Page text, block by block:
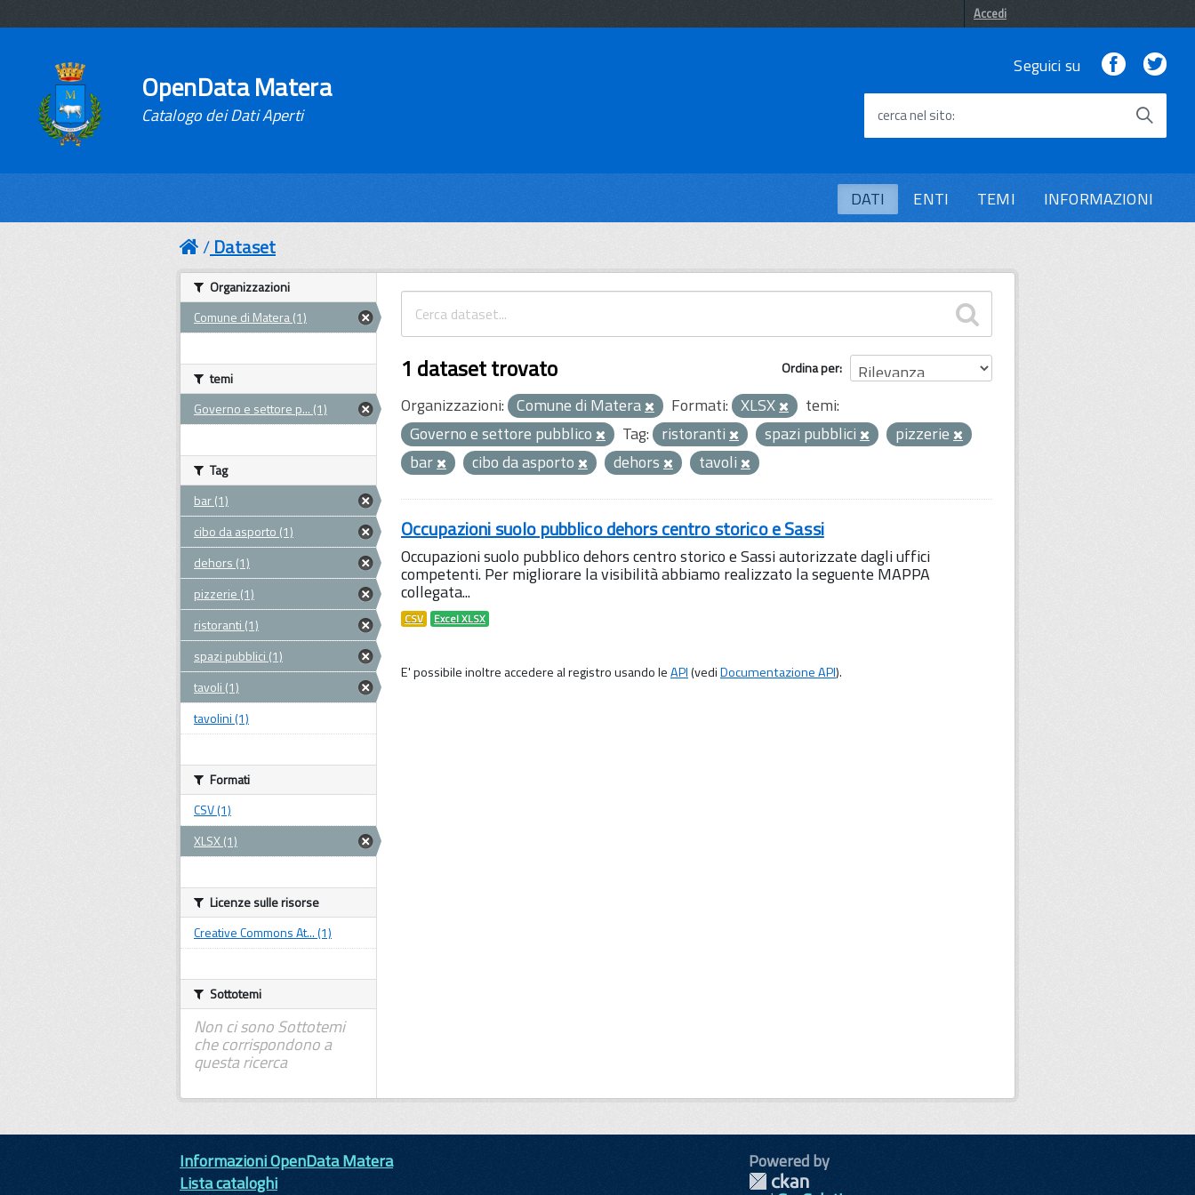
Accedi
OpenData Matera
Catalogo dei Dati Aperti
Seguici su Facebook
cerca nel sito
DATI ENTI TEMI INFORMAZIONI
Dataset
Ordina per
1 dataset trovato
Organizzazioni: Comune di Matera Formati: XLSX
temi:
Governo e settore pubblico
Tag: ristoranti spazi pubblici
pizzerie
bar
cibo da asporto dehors tavoli
Occupazioni suolo pubblico dehors centro storico e Sassi
Occupazioni suolo pubblico dehors centro storico e Sassi autorizzate dagli uffici
competenti. Per migliorare la visibilità abbiamo realizzato la seguente MAPPA
collegata...
CSV Excel XLSX
E' possibile inoltre accedere al registro usando leAPI(vediDocumentazione API).
Organizzazioni
Comune di Matera (1)
temi
Governo e settore p... (1)
Tag
bar (1)
cibo da asporto (1)
dehors (1)
pizzerie (1)
ristoranti (1)
spazi pubblici (1)
tavoli (1)
tavolini (1)
Formati
CSV (1)
XLSX (1)
Licenze sulle risorse
Creative Commons At... (1)
Sottotemi
Non ci sono Sottotemi
che corrispondono a
questa ricerca
Informazioni OpenData Matera
Lista cataloghi
Powered by